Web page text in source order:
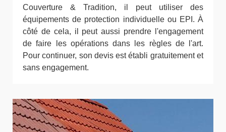
Couverture & Tradition, il peut utiliser des
équipements de protection individuelle ou EPI. À
côté de cela, il peut aussi prendre l'engagement
de faire les opérations dans les règles de l'art.
Pour continuer, son devis est établi gratuitement et
sans engagement.